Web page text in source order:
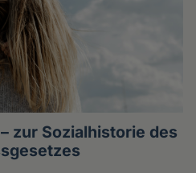
zur Sozialhistorie des